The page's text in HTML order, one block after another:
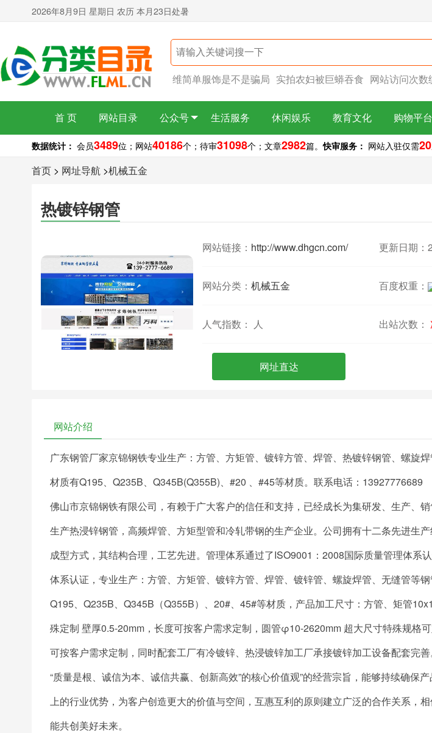
2026年8月9日 星期日 农历 本月23日处暑
维简单服饰是不是骗局 实拍农妇被巨蟒吞食 网站访问次数
首 页 网站目录 公众号 生活服务 休闲娱乐 教育文化 购物平台
数据统计： 会员3489位； 网站40186个； 待审31098个； 文章2982篇。快审服务： 网站入驻仅需
首页 > 网址导航 >机械五金
热镀锌钢管
网站链接： http://www.dhgcn.com/ 更新日期：
网站分类： 机械五金 百度权重：
人气指数： 人 出站次数：
网址直达
网站介绍
广东钢管厂家京锦钢铁专业生产：方管、方矩管、镀锌方管、焊管、热镀锌钢管、螺旋焊
材质有Q195、Q235B、Q345B(Q355B)、#20 、#45等材质。联系电话：13927776689
佛山市京锦钢铁有限公司，有赖于广大客户的信任和支持，已经成长为集研发、生产、
生产热浸锌钢管，高频焊管、方矩型管和冷轧带钢的生产企业。公司拥有十二条先进生
成型方式，其结构合理，工艺先进。管理体系通过了ISO9001：2008国际质量管理体系
体系认证，专业生产：方管、方矩管、镀锌方管、焊管、镀锌管、螺旋焊管、无缝管等
Q195、Q235B、Q345B（Q355B）、20#、45#等材质，产品加工尺寸：方管、矩管
殊定制 壁厚0.5-20mm，长度可按客户需求定制，圆管φ10-2620mm 超大尺寸特殊规格
可按客户需求定制，同时配套工厂有冷镀锌、热浸镀锌加工厂承接镀锌加工设备配套完善
“质量是根、诚信为本、诚信共赢、创新高效”的核心价值观”的经营宗旨，能够持续确保
上的行业优势，为客户创造更大的价值与空间，互惠互利的原则建立广泛的合作关系，
能共创美好未来。